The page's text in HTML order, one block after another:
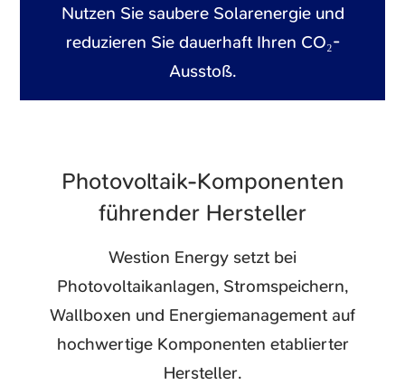
Nutzen Sie saubere Solarenergie und
reduzieren Sie dauerhaft Ihren CO₂-
Ausstoß.
Photovoltaik-Komponenten
führender Hersteller
Westion Energy setzt bei
Photovoltaikanlagen, Stromspeichern,
Wallboxen und Energiemanagement auf
hochwertige Komponenten etablierter
Hersteller.